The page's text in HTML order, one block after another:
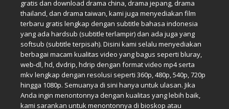
gratis dan download drama china, drama jepang, drama
thailand, dan drama taiwan, kami juga menyediakan film
terbaru gratis lengkap dengan subtitle bahasa indonesia
yang ada hardsub (subtitle terlampir) dan ada juga yang
softsub (subtitle terpisah). Disini kami selalu menyediakan
berbagai macam kualitas video yang bagus seperti bluray,
web-dl, hd, dvdrip, hdrip dengan format video mp4 serta
mkv lengkap dengan resolusi seperti 360p, 480p, 540p, 720p
hingga 1080p. Semuanya di sini hanya untuk ulasan. Jika
Anda ingin menontonnya dengan kualitas yang lebih baik,
kami sarankan untuk menontonnya di bioskop atau